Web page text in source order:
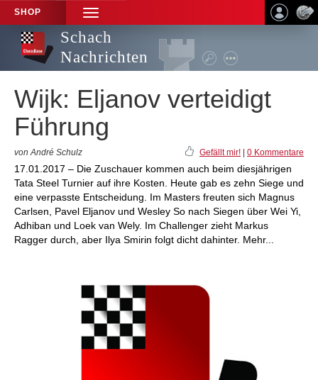
SHOP
TOGGLE
NAVIGATION
Schach
Nachrichten
Wijk: Eljanov verteidigt
Führung
von André Schulz Gefällt mir! 0 Kommentare
17.01.2017 – Die Zuschauer kommen auch beim diesjährigen
Tata Steel Turnier auf ihre Kosten. Heute gab es zehn Siege und
eine verpasste Entscheidung. Im Masters freuten sich Magnus
Carlsen, Pavel Eljanov und Wesley So nach Siegen über Wei Yi,
Adhiban und Loek van Wely. Im Challenger zieht Markus
Ragger durch, aber Ilya Smirin folgt dicht dahinter. Mehr...